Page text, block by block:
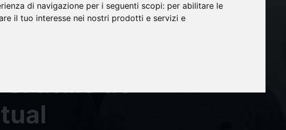
di navigazione per i seguenti scopi: per abilitare le
il tuo interesse nei nostri prodotti e servizi e
Young
el título de